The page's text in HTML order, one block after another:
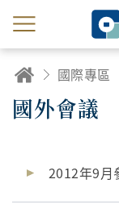
國際專區
國外會議
2012年9月